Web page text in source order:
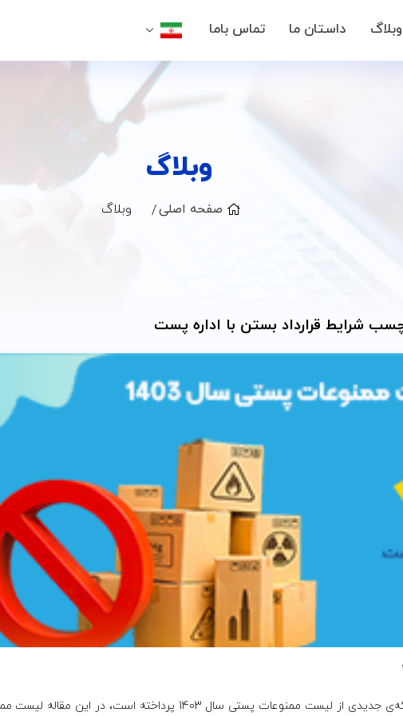
وبلاگ داستان ما تماس باما وبلاگ داستان ما تماس باما
وبلاگ
صفحه اصلی وبلاگ
شرایط قرارداد بستن با اداره پست
از آنجایی که در سال 1403 شرکت پست به ارائه‌ی جدیدی از لیست ممنوعات پستی سال 1403 پرداخته است، در این